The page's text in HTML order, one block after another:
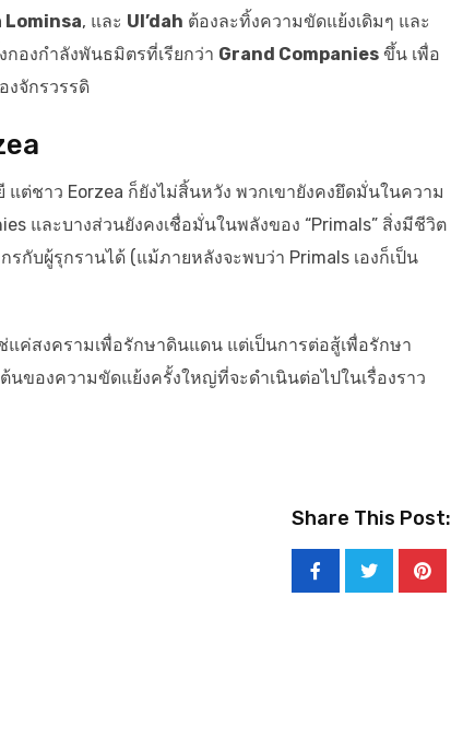
Lominsa, และ Ul’dah ต้องละทิ้งความขัดแย้งเดิมๆ และ
องกำลังพันธมิตรที่เรียกว่า Grand Companies ขึ้น เพื่อ
งจักรวรรดิ
ต่ชาว Eorzea ก็ยังไม่สิ้นหวัง พวกเขายังคงยึดมั่นในความ
และบางส่วนยังคงเชื่อมั่นในพลังของ “Primals” สิ่งมีชีวิต
บผู้รุกรานได้ (แม้ภายหลังจะพบว่า Primals เองก็เป็น
แค่สงครามเพื่อรักษาดินแดน แต่เป็นการต่อสู้เพื่อรักษา
นของความขัดแย้งครั้งใหญ่ที่จะดำเนินต่อไปในเรื่องราว
Share This Post: